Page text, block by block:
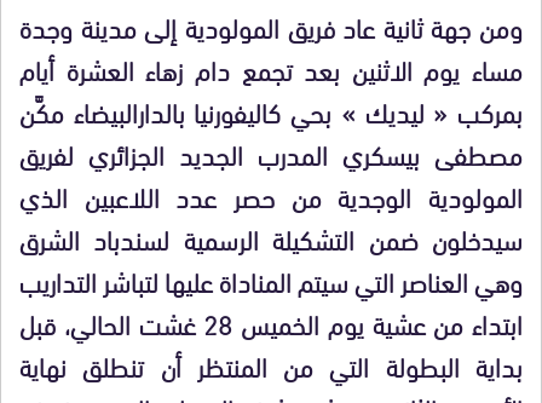
ومن جهة ثانية عاد فريق المولودية إلى مدينة وجدة
مساء يوم الاثنين بعد تجمع دام زهاء العشرة أيام
بمركب « ليديك » بحي كاليفورنيا بالدارالبيضاء مكَّن
مصطفى بيسكري المدرب الجديد الجزائري لفريق
المولودية الوجدية من حصر عدد اللاعبين الذي
سيدخلون ضمن التشكيلة الرسمية لسندباد الشرق
وهي العناصر التي سيتم المناداة عليها لتباشر التداريب
ابتداء من عشية يوم الخميس 28 غشت الحالي، قبل
بداية البطولة التي من المنتظر أن تنطلق نهاية